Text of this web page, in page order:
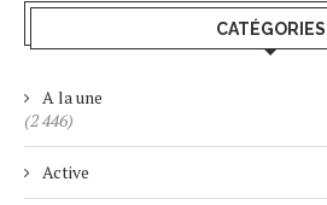
CATÉGORIES
A la une
(2 446)
Active